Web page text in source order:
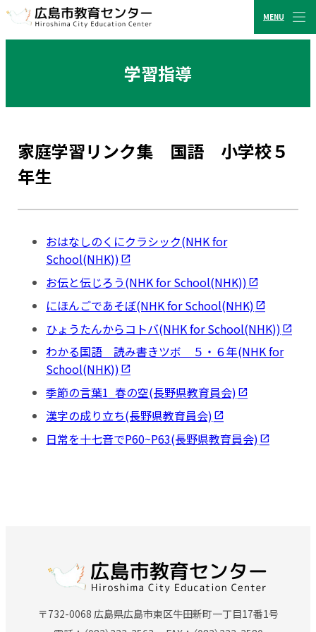
広島市教育センター
学習指導
家庭学習リンク集 国語 小学校５
年生
おはなしのくにクラシック(NHK for
School(NHK))
お伝と伝じろう(NHK for School(NHK))
にほんごであそぼ(NHK for School(NHK)
ひょうたんからコトバ(NHK for School(NHK))
わかる国語 読み書きツボ ５・６年(NHK for
School(NHK))
季節の言葉1_春の空(長野県教育員会)
漢字の成り立ち(長野県教育員会)
日常を十七音でP60~P63(長野県教育員会)
〒732-0068 広島県広島市東区牛田新町一丁目17番1号
MENU